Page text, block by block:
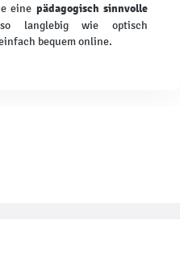
eine pädagogisch sinnvolle
langlebig wie optisch
bequem online.